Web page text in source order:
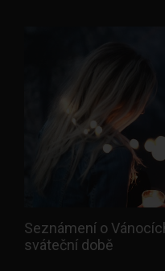
Seznámení o
sváteční době